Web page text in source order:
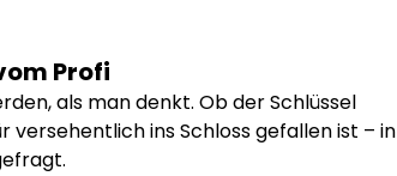
Profi
als man denkt. Ob der Schlüssel
ins Schloss gefallen ist – in